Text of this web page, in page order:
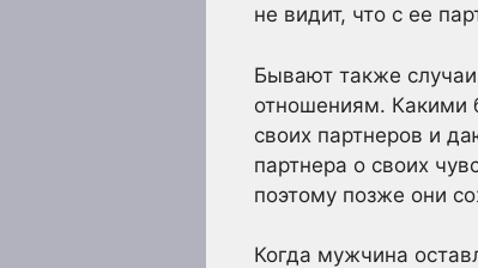
не видит, что с ее
Бывают также
отношениям.
своих партнеров и
партнера о своих
поэтому позже они
Когда мужчина